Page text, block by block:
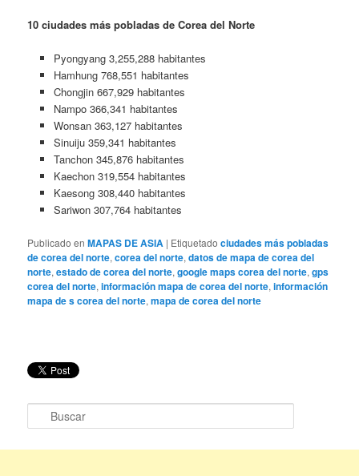
10 ciudades más pobladas de Corea del Norte
Pyongyang 3,255,288 habitantes
Hamhung 768,551 habitantes
Chongjin 667,929 habitantes
Nampo 366,341 habitantes
Wonsan 363,127 habitantes
Sinuiju 359,341 habitantes
Tanchon 345,876 habitantes
Kaechon 319,554 habitantes
Kaesong 308,440 habitantes
Sariwon 307,764 habitantes
Publicado en MAPAS DE ASIA | Etiquetado ciudades más pobladas
de corea del norte,corea del norte,datos de mapa de corea del
norte,estado de corea del norte,google maps corea del norte,gps
corea del norte,información mapa de corea del norte,información
mapa de s corea del norte,mapa de corea del norte
u